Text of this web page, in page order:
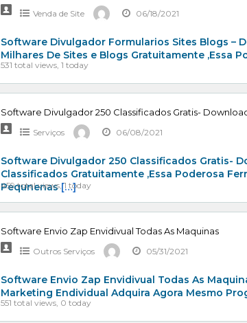
Venda de Site 06/18/2021
Software Divulgador Formularios Sites Blogs –
Milhares De Sites e Blogs Gratuitamente ,Essa
531 total views, 1 today
Software Divulgador 250 Classificados Gratis-
Serviços 06/08/2021
Software Divulgador 250 Classificados Gratis-
Classificados Gratuitamente ,Essa Poderosa
Pequnenas[…]
459 total views, 1 today
Software Envio Zap Envidivual Todas As Maquinas
Outros Serviços 05/31/2021
Software Envio Zap Envidivual Todas As
Marketing Endividual Adquira Agora Mesmo
551 total views, 0 today